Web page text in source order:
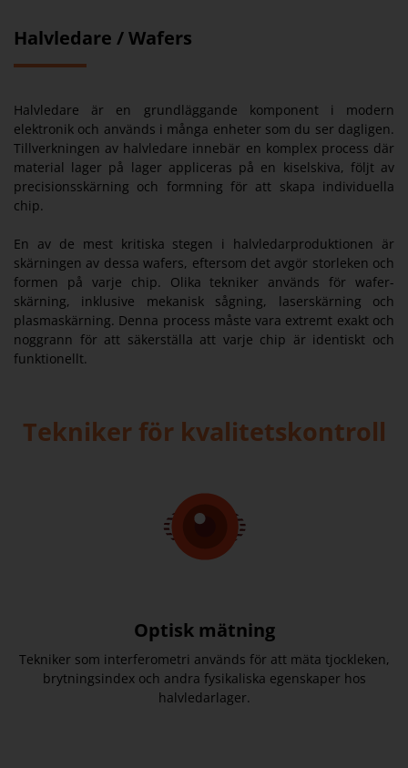
Halvledare / Wafers
Halvledare är en grundläggande komponent i modern
elektronik och används i många enheter som du ser dagligen.
Tillverkningen av halvledare innebär en komplex process där
material lager på lager appliceras på en kiselskiva, följt av
precisionsskärning och formning för att skapa individuella
chip.
En av de mest kritiska stegen i halvledarproduktionen är
skärningen av dessa wafers, eftersom det avgör storleken och
formen på varje chip. Olika tekniker används för wafer-
skärning, inklusive mekanisk sågning, laserskärning och
plasmaskärning. Denna process måste vara extremt exakt och
noggrann för att säkerställa att varje chip är identiskt och
funktionellt.
Tekniker för kvalitetskontroll
Optisk mätning
Tekniker som interferometri används för att mäta tjockleken,
brytningsindex och andra fysikaliska egenskaper hos
halvledarlager.